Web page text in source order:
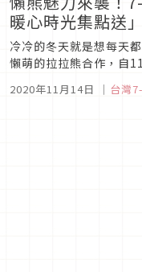
暖心時光集點送」
冷冷的冬天就是想每天
懶萌的拉拉熊合作，自
瓷盤、陶瓷茶壺溫茶組
2020年11月14日 ｜ 台灣